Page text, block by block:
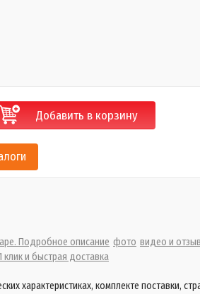
Добавить в корзину
Подробное описание фото видео и
и быстрая доставка
характеристиках, комплекте поставки,